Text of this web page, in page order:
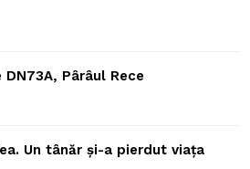
Pârâul Rece
Un tânăr și-a pierdut viața